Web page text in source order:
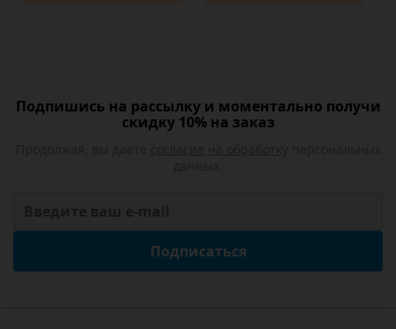
Подпишись на рассылку и моментально получи
скидку 10% на заказ
Подписаться